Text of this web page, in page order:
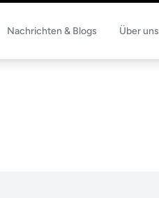
Nachrichten & Blogs Über uns